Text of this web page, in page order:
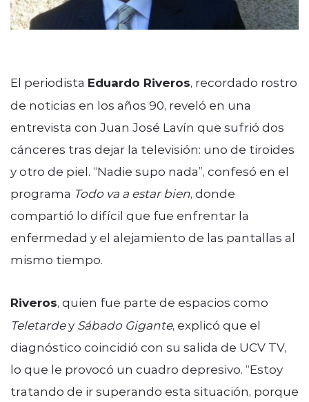
El periodista Eduardo Riveros, recordado rostro
de noticias en los años 90, reveló en una
entrevista con Juan José Lavín que sufrió dos
cánceres tras dejar la televisión: uno de tiroides
y otro de piel. “Nadie supo nada”, confesó en el
programa Todo va a estar bien, donde
compartió lo difícil que fue enfrentar la
enfermedad y el alejamiento de las pantallas al
mismo tiempo.
Riveros, quien fue parte de espacios como
Teletardey Sábado Gigante, explicó que el
diagnóstico coincidió con su salida de UCV TV,
lo que le provocó un cuadro depresivo. “Estoy
tratando de ir superando esta situación, porque